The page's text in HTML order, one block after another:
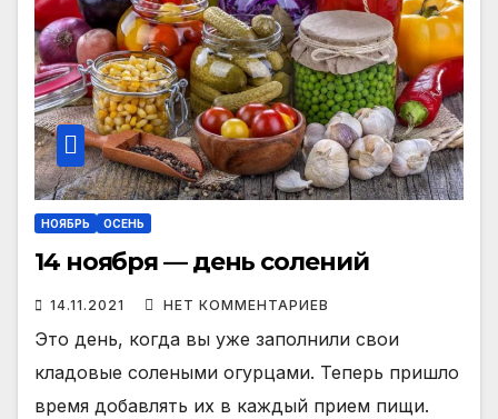
НОЯБРЬ ОСЕНЬ
14 ноября — день солений
14.11.2021 НЕТ КОММЕНТАРИЕВ
Это день, когда вы уже заполнили свои
кладовые солеными огурцами. Теперь пришло
время добавлять их в каждый прием пищи.